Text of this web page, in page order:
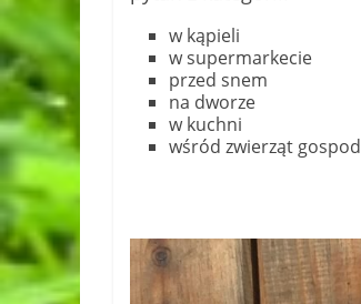
w kąpieli
w supermarkecie
przed snem
na dworze
w kuchni
wśród zwierząt